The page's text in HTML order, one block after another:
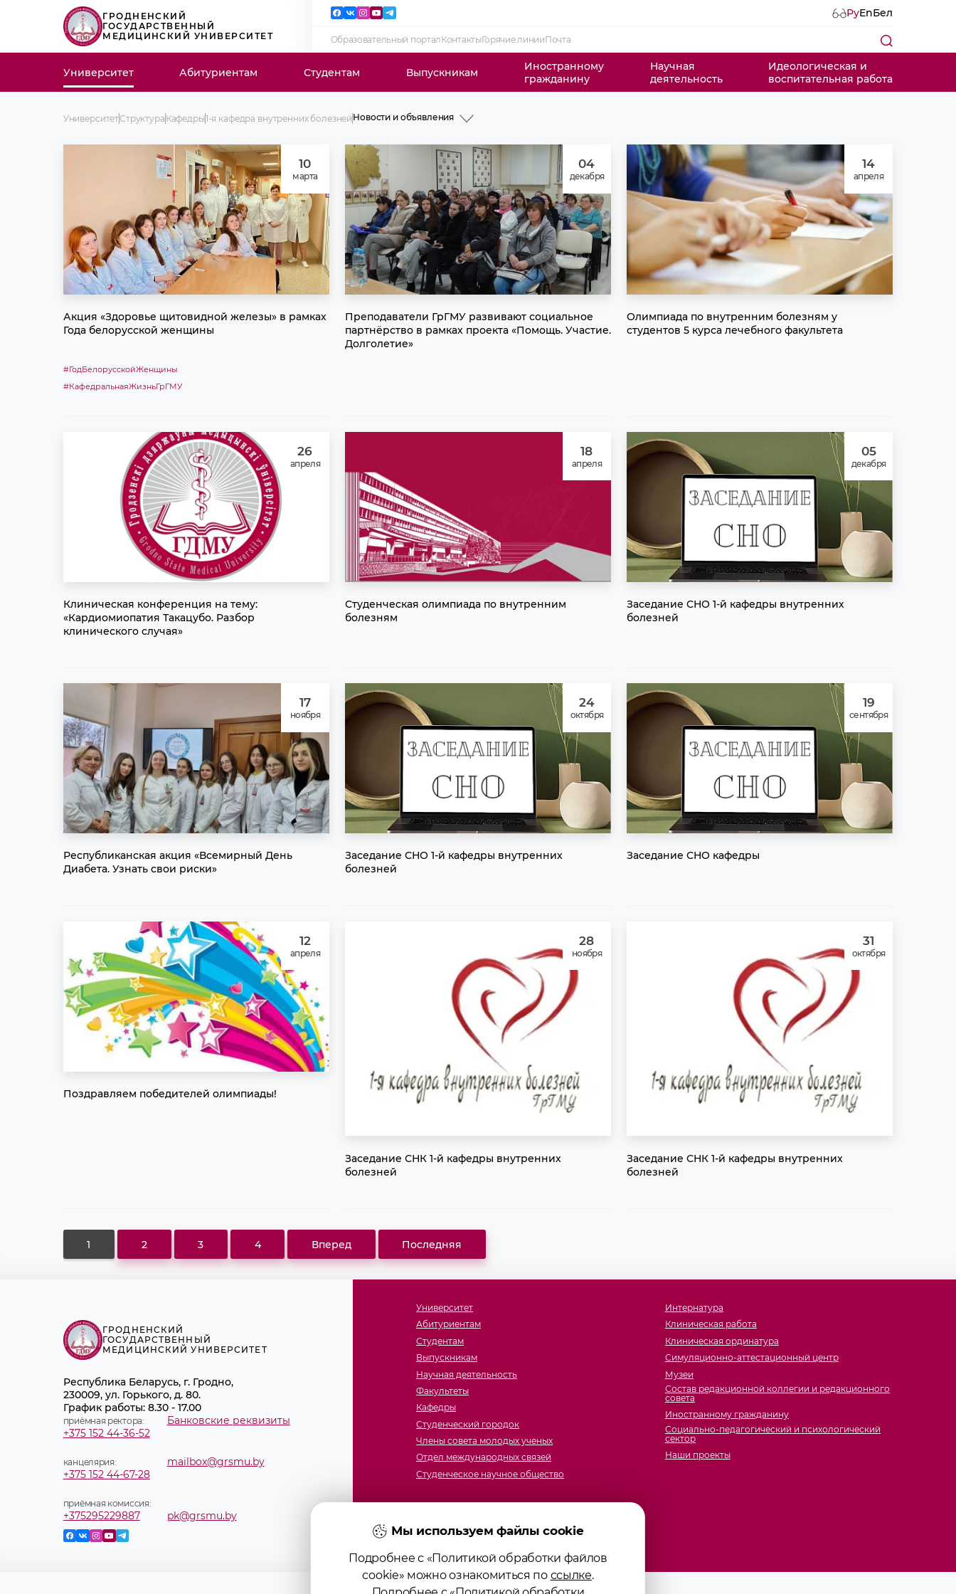
ГРОДНЕНСКИЙ
ГОСУДАРСТВЕННЫЙ
МЕДИЦИНСКИЙ УНИВЕРСИТЕТ
РуEnБел
Образовательный порталКонтактыГорячие линииПочта
Университет Абитуриентам Студентам Выпускникам
Иностранному
гражданину
Научная
деятельность
Идеологическая и
воспитательная работа
УниверситетСтруктура Кафедры1-я кафедра внутренних болезней Новости и объявления
Профессорско-преподавательский
состав
Учебная работа
Научная работа
Клиническая работа
Идеологическая и воспитательная
работа
Студенческое научное общество
Производственная практика
Интернатура
Летняя школа клинической
аритмологии
Послевузовское образование
Новости и объявления
10
марта
Акция «Здоровье щитовидной железы» в рамках
Года белорусской женщины
#ГодБелорусскойЖенщины
#КафедральнаяЖизньГрГМУ
04
декабря
Преподаватели ГрГМУ развивают социальное
партнёрство в рамках проекта «Помощь. Участие.
Долголетие»
14
апреля
Олимпиада по внутренним болезням у
студентов 5 курса лечебного факультета
26
апреля
Клиническая конференция на тему:
«Кардиомиопатия Такацубо. Разбор
клинического случая»
18
апреля
Студенческая олимпиада по внутренним
болезням
05
декабря
Заседание СНО 1-й кафедры внутренних
болезней
17
ноября
Республиканская акция «Всемирный День
Диабета. Узнать свои риски»
24
октября
Заседание СНО 1-й кафедры внутренних
болезней
19
сентября
Заседание СНО кафедры
12
апреля
Поздравляем победителей олимпиады!
28
ноября
Заседание СНК 1-й кафедры внутренних
болезней
31
октября
Заседание СНК 1-й кафедры внутренних
болезней
1 2 3 4 Вперед Последняя
ГРОДНЕНСКИЙ
ГОСУДАРСТВЕННЫЙ
МЕДИЦИНСКИЙ УНИВЕРСИТЕТ
Республика Беларусь, г. Гродно,
230009, ул. Горького, д. 80.
График работы: 8.30 - 17.00
приёмная ректора:
+375 152 44-36-52
Банковские реквизиты
канцелярия:
+375 152 44-67-28
mailbox@grsmu.by
приёмная комиссия:
+375295229887 pk@grsmu.by
Университет
Абитуриентам
Студентам
Выпускникам
Научная деятельность
Факультеты
Кафедры
Студенческий городок
Члены совета молодых ученых
Отдел международных связей
Студенческое научное общество
Интернатура
Клиническая работа
Клиническая ординатура
Симуляционно-аттестационный центр
Музеи
Состав редакционной коллегии и редакционного
совета
Иностранному гражданину
Социально-педагогический и психологический
сектор
Наши проекты
Мы используем файлы cookie
Подробнее с «Политикой обработки файлов
cookie» можно ознакомиться по ссылке.